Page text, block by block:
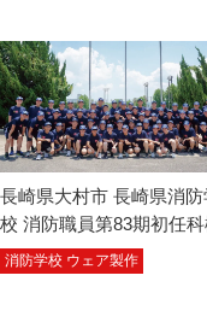
長崎県大村市 長崎県消防
校 消防職員第83期初任科
消防学校 ウェア製作